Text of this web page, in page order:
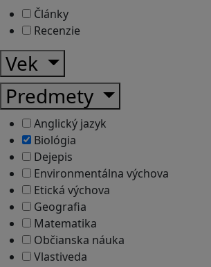
Články
Recenzie
Vek
Predmety
Anglický jazyk
Biológia
Dejepis
Environmentálna výchova
Etická výchova
Geografia
Matematika
Občianska náuka
Vlastiveda